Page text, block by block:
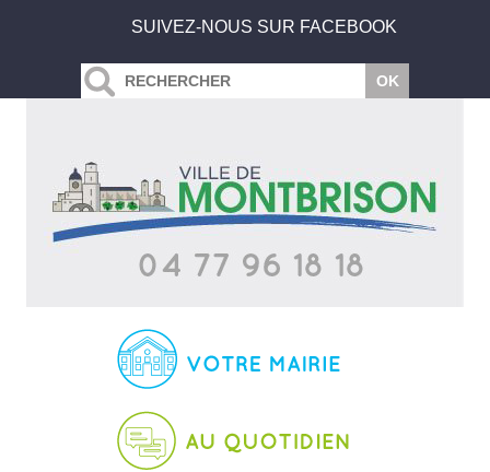
SUIVEZ-NOUS SUR FACEBOOK